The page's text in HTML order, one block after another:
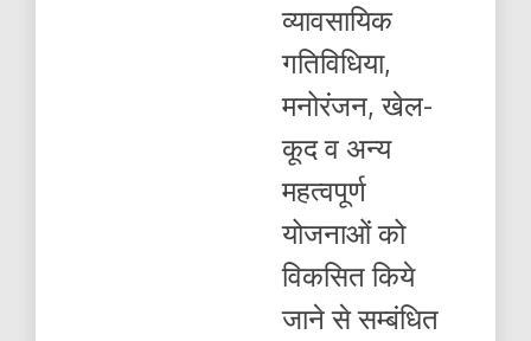
व्यावसायिक
गतिविधिया,
मनोरंजन, खेल-
कूद व अन्य
महत्वपूर्ण
योजनाओं को
विकसित किये
जाने से सम्बंधित